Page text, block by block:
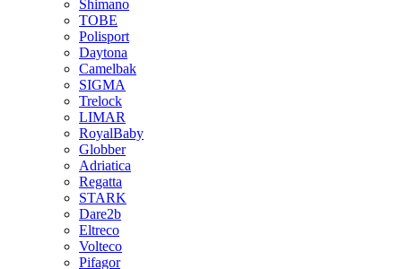
Shimano
TOBE
Polisport
Daytona
Camelbak
SIGMA
Trelock
LIMAR
RoyalBaby
Globber
Adriatica
Regatta
STARK
Dare2b
Eltreco
Volteco
Pifagor